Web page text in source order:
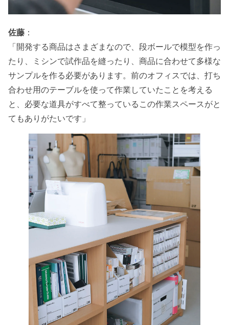
佐藤 ：
「開発する商品はさまざまなので、段ボールで模型を作っ
たり、ミシンで試作品を縫ったり、商品に合わせて多様な
サンプルを作る必要があります。前のオフィスでは、打ち
合わせ用のテーブルを使って作業していたことを考える
と、必要な道具がすべて整っているこの作業スペースがと
てもありがたいです」